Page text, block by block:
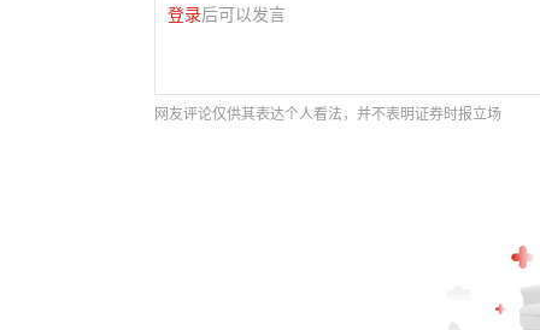
登录后可以发言
网友评论仅供其表达个人看法，并不表明证券时报立场